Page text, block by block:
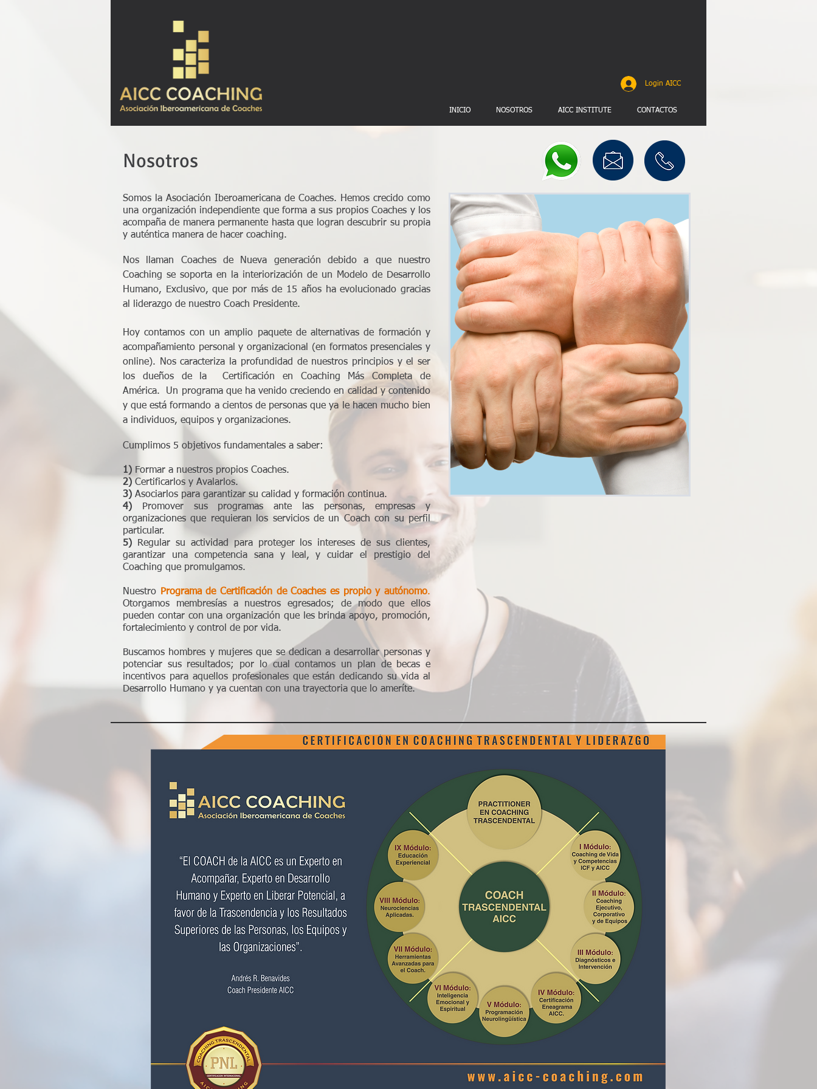
Login AICC
INICIO NOSOTROS AICC INSTITUTE CONTACTOS
Nosotros
Somos la Asociación Iberoamericana de Coaches. Hemos crecido como
una organización independiente que forma a sus propios Coaches y los
acompaña de manera permanente hasta que logran descubrir su propia
y auténtica manera de hacer coaching.
Nos llaman Coaches de Nueva generación debido a que nuestro
Coaching se soporta en la interiorización de un Modelo de Desarrollo
Humano, Exclusivo, que por más de 15 años ha evolucionado gracias
al liderazgo de nuestro Coach Presidente.
Hoy contamos con un amplio paquete de alternativas de formación y
acompañamiento personal y organizacional (en formatos presenciales y
online). Nos caracteriza la profundidad de nuestros principios y el ser
los dueños de la Certificación en Coaching Más Completa de
América. Un programa que ha venido creciendo en calidad y contenido
y que está formando a cientos de personas que ya le hacen mucho bien
a individuos, equipos y organizaciones.
Cumplimos 5 objetivos fundamentales a saber:
1) Formar a nuestros propios Coaches.
2) Certificarlos y Avalarlos.
3) Asociarlos para garantizar su calidad y formación continua.
4) Promover sus programas ante las personas, empresas y
organizaciones que requieran los servicios de un Coach con su perfil
particular.
5) Regular su actividad para proteger los intereses de sus clientes,
garantizar una competencia sana y leal, y cuidar el prestigio del
Coaching que promulgamos.
Nuestro Programa de Certificación de Coaches es propio y autónomo.
Otorgamos membresías a nuestros egresados; de modo que ellos
pueden contar con una organización que les brinda apoyo, promoción,
fortalecimiento y control de por vida.
Buscamos hombres y mujeres que se dedican a desarrollar personas y
potenciar sus resultados; por lo cual contamos un plan de becas e
incentivos para aquellos profesionales que están dedicando su vida al
Desarrollo Humano y ya cuentan con una trayectoria que lo ameríte.